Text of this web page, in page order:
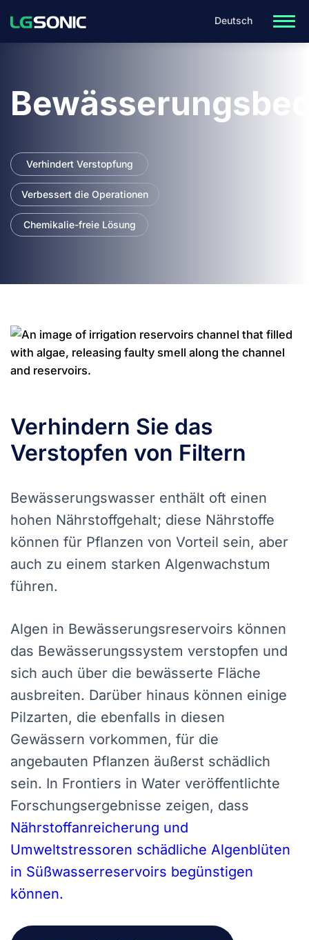
Deutsch
Verhindert Verstopfung
Verbessert die Operationen
Chemikalie-freie Lösung
Verhindern Sie das
Verstopfen von Filtern
Bewässerungswasser enthält oft einen
hohen Nährstoffgehalt; diese Nährstoffe
können für Pflanzen von Vorteil sein, aber
auch zu einem starken Algenwachstum
führen.
Algen in Bewässerungsreservoirs können
das Bewässerungssystem verstopfen und
sich auch über die bewässerte Fläche
ausbreiten. Darüber hinaus können einige
Pilzarten, die ebenfalls in diesen
Gewässern vorkommen, für die
angebauten Pflanzen äußerst schädlich
sein. In Frontiers in Water veröffentlichte
Forschungsergebnisse zeigen, dass
Nährstoffanreicherung und
Umweltstressoren schädliche Algenblüten
in Süßwasserreservoirs begünstigen
können.